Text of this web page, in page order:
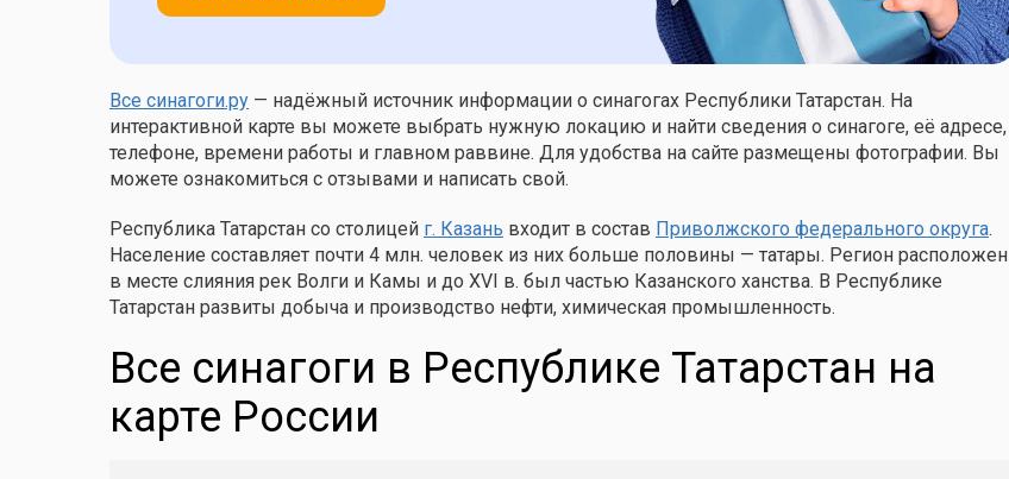
Все синагоги.ру — надёжный источник информации о синагогах Республики Татарстан. На
интерактивной карте вы можете выбрать нужную локацию и найти сведения о синагоге, её адресе,
телефоне, времени работы и главном раввине. Для удобства на сайте размещены фотографии. Вы
можете ознакомиться с отзывами и написать свой.
Республика Татарстан со столицей г. Казань входит в состав Приволжского федерального округа.
Население составляет почти 4 млн. человек из них больше половины — татары. Регион расположен
в месте слияния рек Волги и Камы и до XVI в. был частью Казанского ханства. В Республике
Татарстан развиты добыча и производство нефти, химическая промышленность.
Все синагоги в Республике Татарстан на
карте России